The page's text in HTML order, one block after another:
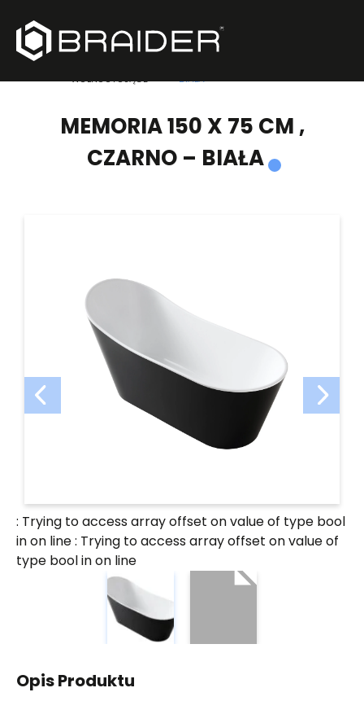
PRODUKTY
WOLNOSTOJĄCE
BIAŁA
MEMORIA 150 X 75 CM ,
CZARNO – BIAŁA
: Trying to access array offset on value of type bool
inon line: Trying to access array offset on value of
type bool inon line
Opis Produktu